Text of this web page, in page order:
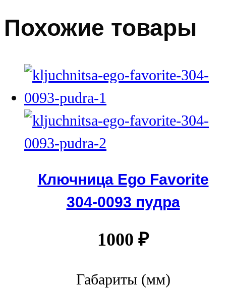
Похожие товары
Ключница Ego Favorite
304-0093 пудра
1000 ₽
Габариты (мм)